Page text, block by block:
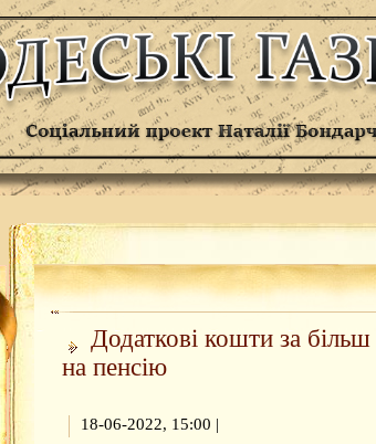
Додаткові кошти за більш
на пенсію
18-06-2022, 15:00 |